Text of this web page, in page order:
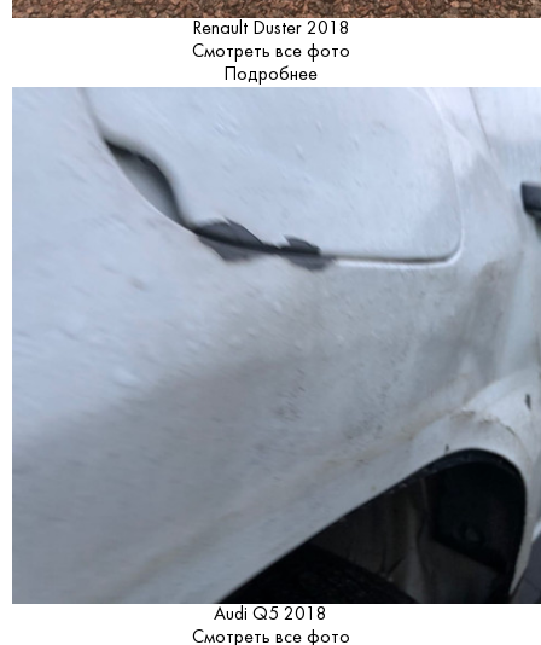
Renault Duster 2018
Смотреть все фото
Подробнее
Audi Q5 2018
Смотреть все фото